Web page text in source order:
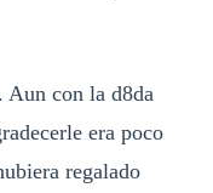
Aun con la d8da
era poco
regalado